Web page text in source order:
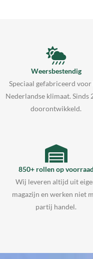
Weersbestendig
Speciaal gefabriceerd voor
Nederlandse klimaat. Sinds
doorontwikkeld.
850+ rollen op voorraad
Wij leveren altijd uit
magazijn en werken niet
partij handel.